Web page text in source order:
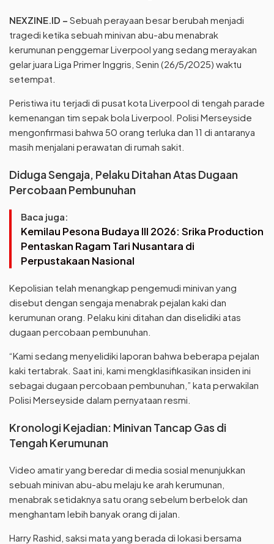
NEXZINE.ID – Sebuah perayaan besar berubah menjadi
tragedi ketika sebuah minivan abu-abu menabrak
kerumunan penggemar Liverpool yang sedang merayakan
gelar juara Liga Primer Inggris, Senin (26/5/2025) waktu
setempat.
Peristiwa itu terjadi di pusat kota Liverpool di tengah parade
kemenangan tim sepak bola Liverpool. Polisi Merseyside
mengonfirmasi bahwa 50 orang terluka dan 11 di antaranya
masih menjalani perawatan di rumah sakit.
Diduga Sengaja, Pelaku Ditahan Atas Dugaan
Percobaan Pembunuhan
Baca juga:
Kemilau Pesona Budaya III 2026: Srika Production
Pentaskan Ragam Tari Nusantara di
Perpustakaan Nasional
Kepolisian telah menangkap pengemudi minivan yang
disebut dengan sengaja menabrak pejalan kaki dan
kerumunan orang. Pelaku kini ditahan dan diselidiki atas
dugaan percobaan pembunuhan.
“Kami sedang menyelidiki laporan bahwa beberapa pejalan
kaki tertabrak. Saat ini, kami mengklasifikasikan insiden ini
sebagai dugaan percobaan pembunuhan,” kata perwakilan
Polisi Merseyside dalam pernyataan resmi.
Kronologi Kejadian: Minivan Tancap Gas di
Tengah Kerumunan
Video amatir yang beredar di media sosial menunjukkan
sebuah minivan abu-abu melaju ke arah kerumunan,
menabrak setidaknya satu orang sebelum berbelok dan
menghantam lebih banyak orang di jalan.
Harry Rashid, saksi mata yang berada di lokasi bersama